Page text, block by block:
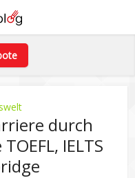
durch
IELTS